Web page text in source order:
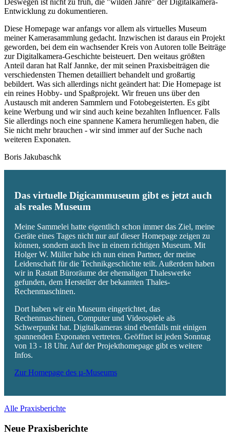
Deswegen ist nicht zu früh, die "wilden Jahre" der Digitalkamera-
Entwicklung zu dokumentieren.
Diese Homepage war anfangs vor allem als virtuelles Museum
meiner Kamerasammlung gedacht. Inzwischen ist daraus ein Projekt
geworden, bei dem ein wachsender Kreis von Autoren tolle Beiträge
zur Digitalkamera-Geschichte beisteuert. Den weitaus größten
Anteil daran hat Ralf Jannke, der mit seinen Praxisbeiträgen die
verschiedensten Themen detailliert behandelt und großartig
bebildert. Was sich allerdings nicht geändert hat: Die Homepage ist
ein reines Hobby- und Spaßprojekt. Wir freuen uns über den
Austausch mit anderen Sammlern und Fotobegeisterten. Es gibt
keine Werbung und wir sind auch keine bezahlten Influencer. Falls
Sie allerdings noch eine spannene Kamera herumliegen haben, die
Sie nicht mehr brauchen - wir sind immer auf der Suche nach
weiteren Exponaten.
Boris Jakubaschk
Das virtuelle Digicammuseum gibt es jetzt auch
als reales Museum
Meine Sammelei hatte eigentlich schon immer das Ziel, meine
Geräte eines Tages nicht nur auf dieser Homepage zeigen zu
können, sondern auch live in einem richtigen Museum. Mit
Holger W. Müller habe ich nun einen Partner, der meine
Leidenschaft für die Technikgeschichte teilt. Außerdem haben
wir in Rastatt Büroräume der ehemaligen Thaleswerke
gefunden, dem Hersteller der bekannten Thales-
Rechenmaschinen.
Dort haben wir ein Museum eingerichtet, das
Rechenmaschinen, Computer und Videospiele als
Schwerpunkt hat. Digitalkameras sind ebenfalls mit einigen
spannenden Exponaten vertreten. Geöffnet ist jeden Sonntag
von 13 - 18 Uhr. Auf der Projekthomepage gibt es weitere
Infos.
Zur Homepage des µ-Museums
Alle Praxisberichte
Neue Praxisberichte